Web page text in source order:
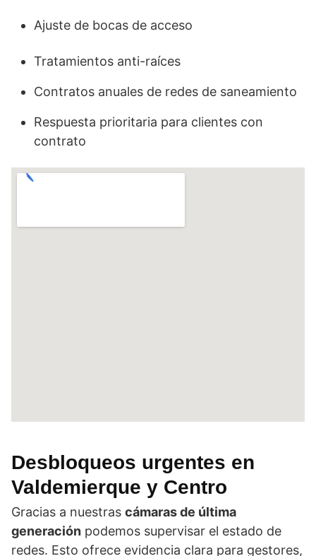
Ajuste de bocas de acceso
Tratamientos anti-raíces
Contratos anuales de redes de saneamiento
Respuesta prioritaria para clientes con
contrato
Desbloqueos urgentes en
Valdemierque y Centro
Gracias a nuestras cámaras de última
generación podemos supervisar el estado de
redes. Esto ofrece evidencia clara para gestores,